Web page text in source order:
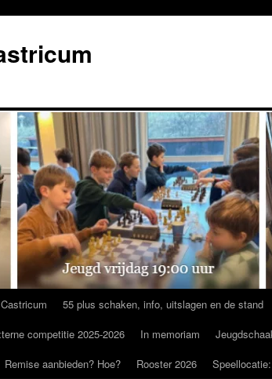
55 plus schaken, info, uitslagen en de stand
competitie 2025-2026 In memoriam
Remise aanbieden? Hoe? Rooster 2026